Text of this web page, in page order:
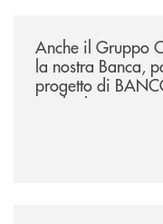
Anche il Gruppo
la nostra Banca,
progetto di
e sul relativo